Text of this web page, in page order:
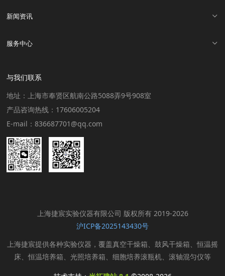
新闻资讯
服务中心
与我们联系
地址：上海市奉贤区航南公路5088弄9号908室
产品咨询热线：17606005204
E-mail：836687701@qq.com
上海捷宸实验仪器有限公司 版权所有 2019-2026
沪ICP备2025143430号
上海捷宸提供各种实验仪器，覆盖真空干燥箱、鼓风干燥箱、恒温摇
床、恒温培养箱、光照培养箱、细胞培养滚瓶机、滚轴混匀仪等